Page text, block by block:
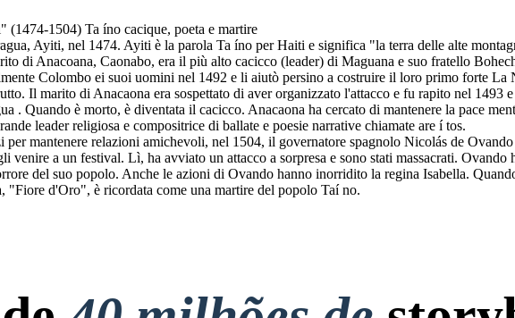
(1474-1504) Ta íno cacique, poeta e martire
Ayiti, nel 1474. Ayiti è la parola Ta íno per Haiti e significa "la terra delle alte
di Anacoana, Caonabo, era il più alto cacicco (leader) di Maguana e suo fratello
Colombo ei suoi uomini nel 1492 e li aiutò persino a costruire il loro primo forte
Il marito di Anacaona era sospettato di aver organizzato l'attacco e fu rapito nel 1493
. Quando è morto, è diventata il cacicco. Anacaona ha cercato di mantenere la pace
leader religiosa e compositrice di ballate e poesie narrative chiamate are í tos.
per mantenere relazioni amichevoli, nel 1504, il governatore spagnolo Nicolás de
venire a un festival. Lì, ha avviato un attacco a sorpresa e sono stati massacrati.
del suo popolo. Anche le azioni di Ovando hanno inorridito la regina Isabella.
"Fiore d'Oro", è ricordata come una martire del popolo Taí no.